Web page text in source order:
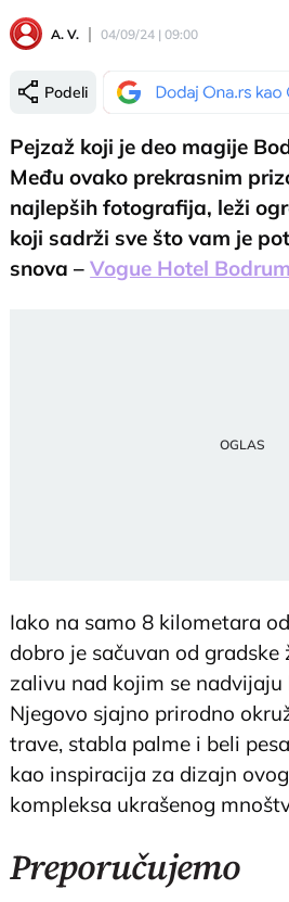
A. V. 04/09/24 | 09:00
Podeli
Pejzaž koji je deo magije
Među ovako prekrasnim
najlepših fotografija, leži
koji sadrži sve što vam je
snova –Vogue Hotel
Iako na samo 8 kilometara
dobro je sačuvan od gradske
zalivu nad kojim se nadvijaju
Njegovo sjajno prirodno
trave, stabla palme i beli
kao inspiracija za dizajn
kompleksa ukrašenog
Preporučujemo